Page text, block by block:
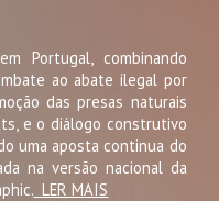
Portugal, combinando
ao abate ilegal por
das presas naturais
e o diálogo construtivo
uma aposta continua do
na versão nacional da
LER MAIS